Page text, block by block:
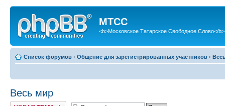
МТСС
<b>Московское Татарское Свободное Слово</b>
Список форумов ‹ Общение для зарегистрированных участников ‹
Весь мир
Новая тема